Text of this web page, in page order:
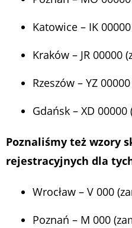
Katowice – IK
Kraków – JR 00000
Rzeszów – YZ
Gdańsk – XD 00000
Poznaliśmy też wzory
rejestracyjnych dla
Wrocław – V 000
Poznań – M 000